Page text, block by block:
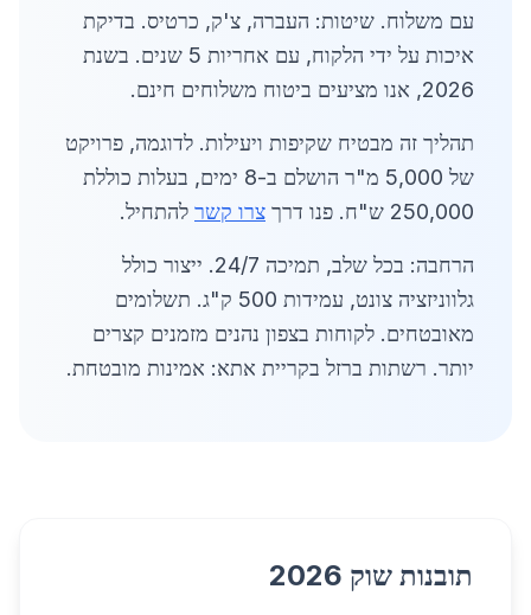
עם משלוח. שיטות: העברה, צ'ק, כרטיס. בדיקת
איכות על ידי הלקוח, עם אחריות 5 שנים. בשנת
2026, אנו מציעים ביטוח משלוחים חינם.
תהליך זה מבטיח שקיפות ויעילות. לדוגמה, פרויקט
של 5,000 מ"ר הושלם ב-8 ימים, בעלות כוללת
250,000 ש"ח. פנו דרך
צרו קשר להתחיל.
הרחבה: בכל שלב, תמיכה 24/7. ייצור כולל
גלווניזציה צונט, עמידות 500 ק"ג. תשלומים
מאובטחים. לקוחות בצפון נהנים מזמנים קצרים
יותר. רשתות ברזל בקריית אתא: אמינות מובטחת.
תובנות שוק 2026